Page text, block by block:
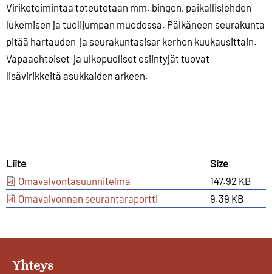
Viriketoimintaa toteutetaan mm. bingon, paikallislehden
lukemisen ja tuolijumpan muodossa. Pälkäneen seurakunta
pitää hartauden ja seurakuntasisar kerhon kuukausittain.
Vapaaehtoiset ja ulkopuoliset esiintyjät tuovat
lisävirikkeitä asukkaiden arkeen.
Liite
Size
Omavalvontasuunnitelma
147.92 KB
Omavalvonnan seurantaraportti
9.39 KB
Yhteys